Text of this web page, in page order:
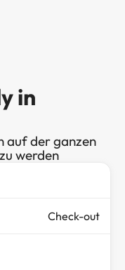
in
auf der ganzen
werden
Check-out